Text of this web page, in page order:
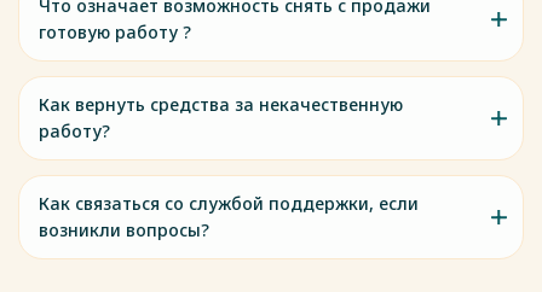
Что означает возможность снять с продажи
готовую работу ?
Как вернуть средства за некачественную
работу?
Как связаться со службой поддержки, если
возникли вопросы?